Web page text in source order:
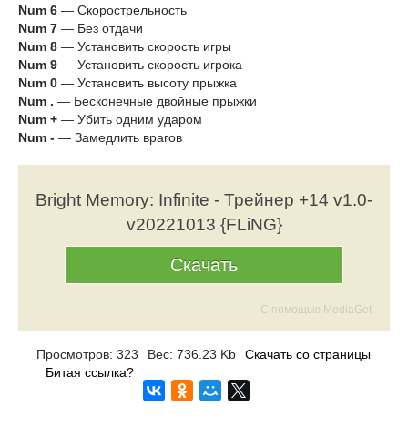
Num 6 — Скорострельность
Num 7 — Без отдачи
Num 8 — Установить скорость игры
Num 9 — Установить скорость игрока
Num 0 — Установить высоту прыжка
Num . — Бесконечные двойные прыжки
Num + — Убить одним ударом
Num - — Замедлить врагов
Bright Memory: Infinite - Трейнер +14 v1.0-
v20221013 {FLiNG}
Скачать
С помощью MediaGet
Просмотров: 323 Вес: 736.23 Kb
Скачать со страницы
Битая ссылка?